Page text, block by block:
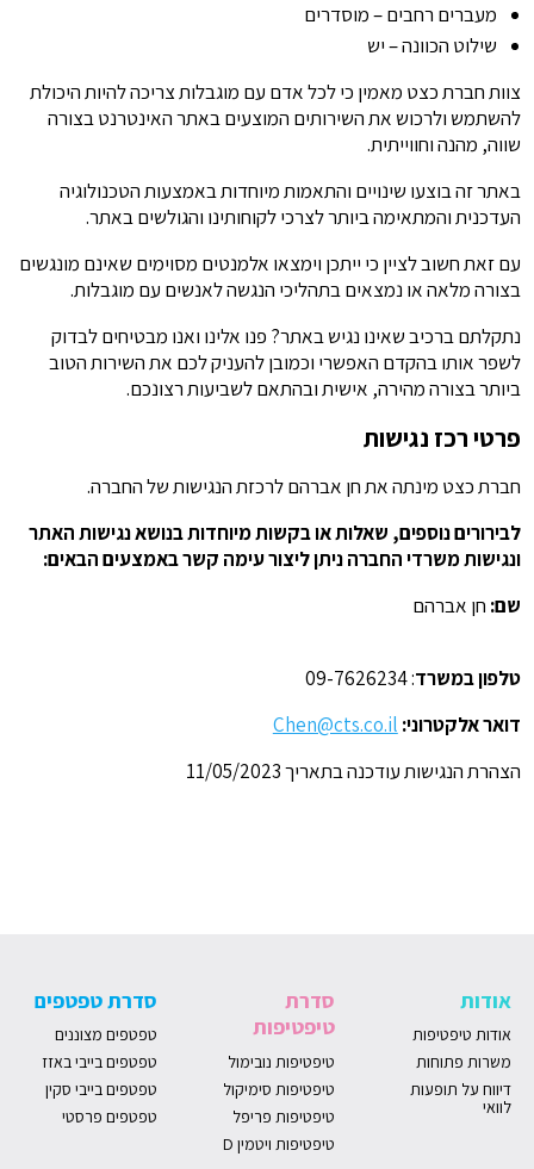
מעברים רחבים – מוסדרים
שילוט הכוונה – יש
צוות חברת כצט מאמין כי לכל אדם עם מוגבלות צריכה להיות היכולת
להשתמש ולרכוש את השירותים המוצעים באתר האינטרנט בצורה
שווה, מהנה וחווייתית.
באתר זה בוצעו שינויים והתאמות מיוחדות באמצעות הטכנולוגיה
העדכנית והמתאימה ביותר לצרכי לקוחותינו והגולשים באתר.
עם זאת חשוב לציין כי ייתכן וימצאו אלמנטים מסוימים שאינם מונגשים
בצורה מלאה או נמצאים בתהליכי הנגשה לאנשים עם מוגבלות.
נתקלתם ברכיב שאינו נגיש באתר? פנו אלינו ואנו מבטיחים לבדוק
לשפר אותו בהקדם האפשרי וכמובן להעניק לכם את השירות הטוב
ביותר בצורה מהירה, אישית ובהתאם לשביעות רצונכם.
פרטי רכז נגישות
חברת כצט מינתה את חן אברהם לרכזת הנגישות של החברה.
לבירורים נוספים, שאלות או בקשות מיוחדות בנושא נגישות האתר
ונגישות משרדי החברה ניתן ליצור עימה קשר באמצעים הבאים:
שם: חן אברהם
טלפון במשרד: 09-7626234
דואר אלקטרוני: Chen@cts.co.il
הצהרת הנגישות עודכנה בתאריך 11/05/2023
אודות
אודות טיפטיפות
משרות פתוחות
דיווח על תופעות
לוואי
סדרת
טיפטיפות
טיפטיפות נובימול
טיפטיפות סימיקול
טיפטיפות פריפל
טיפטיפות ויטמין D
סדרת טפטפים
טפטפים מצוננים
טפטפים בייבי באזז
טפטפים בייבי סקין
טפטפים פרסטי